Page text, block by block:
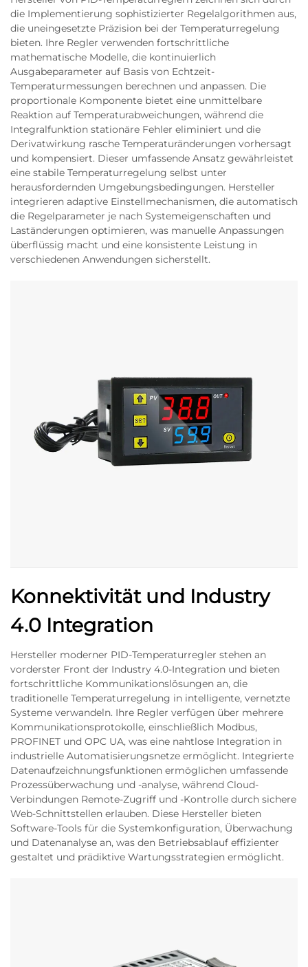
die Implementierung sophistizierter Regelalgorithmen aus,
die uneingesetzte Präzision bei der Temperaturregelung
bieten. Ihre Regler verwenden fortschrittliche
mathematische Modelle, die kontinuierlich
Ausgabeparameter auf Basis von Echtzeit-
Temperaturmessungen berechnen und anpassen. Die
proportionale Komponente bietet eine unmittelbare
Reaktion auf Temperaturabweichungen, während die
Integralfunktion stationäre Fehler eliminiert und die
Derivatwirkung rasche Temperaturänderungen vorhersagt
und kompensiert. Dieser umfassende Ansatz gewährleistet
eine stabile Temperaturregelung selbst unter
herausfordernden Umgebungsbedingungen. Hersteller
integrieren adaptive Einstellmechanismen, die automatisch
die Regelparameter je nach Systemeigenschaften und
Laständerungen optimieren, was manuelle Anpassungen
überflüssig macht und eine konsistente Leistung in
verschiedenen Anwendungen sicherstellt.
Konnektivität und Industry
4.0 Integration
Hersteller moderner PID-Temperaturregler stehen an
vorderster Front der Industry 4.0-Integration und bieten
fortschrittliche Kommunikationslösungen an, die
traditionelle Temperaturregelung in intelligente, vernetzte
Systeme verwandeln. Ihre Regler verfügen über mehrere
Kommunikationsprotokolle, einschließlich Modbus,
PROFINET und OPC UA, was eine nahtlose Integration in
industrielle Automatisierungsnetze ermöglicht. Integrierte
Datenaufzeichnungsfunktionen ermöglichen umfassende
Prozessüberwachung und -analyse, während Cloud-
Verbindungen Remote-Zugriff und -Kontrolle durch sichere
Web-Schnittstellen erlauben. Diese Hersteller bieten
Software-Tools für die Systemkonfiguration, Überwachung
und Datenanalyse an, was den Betriebsablauf effizienter
gestaltet und prädiktive Wartungsstrategien ermöglicht.